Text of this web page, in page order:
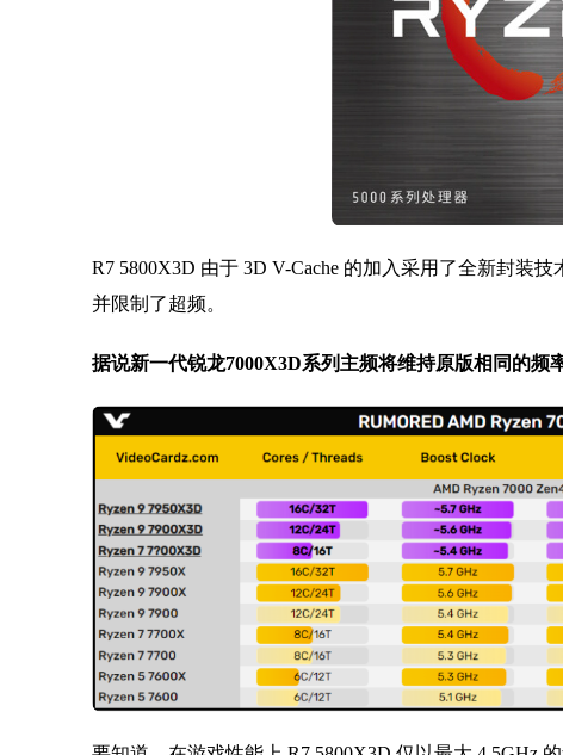
R7 5800X3D 由于 3D V-Cache 的加入采用了全新封装
并限制了超频。
据说新一代锐龙7000X3D系列主频将维持原版相同的频